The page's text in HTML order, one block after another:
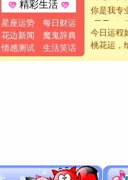
精彩生活
星座运势
每日财运
花边新闻
魔鬼辞典
情感测试
生活笑话
你是我专
[元旦]
如
起；二是
离。水晶
[元旦]当
送你一棵
今日运程
桃花运，